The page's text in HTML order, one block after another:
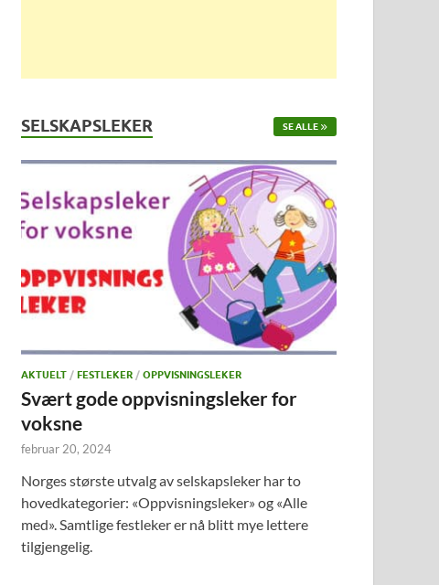
SELSKAPSLEKER SE ALLE
AKTUELT /FESTLEKER /OPPVISNINGSLEKER
Svært gode oppvisningsleker for
voksne
februar 20, 2024
Norges største utvalg av selskapsleker har to
hovedkategorier: «Oppvisningsleker» og «Alle
med». Samtlige festleker er nå blitt mye lettere
tilgjengelig.